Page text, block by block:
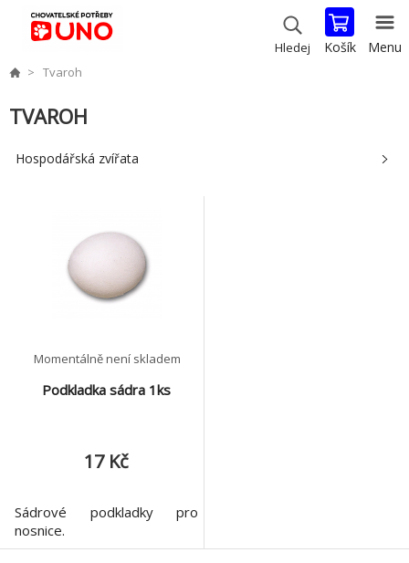
Hledej Košík Menu
Tvaroh
TVAROH
Hospodářská zvířata
Podkladka sádra 1ks
Momentálně není skladem
17 Kč
Sádrové podkladky pro
nosnice.